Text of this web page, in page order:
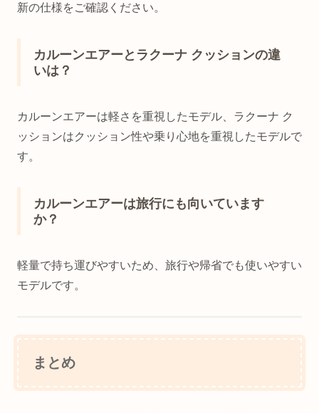
新の仕様をご確認ください。
カルーンエアーとラクーナ クッションの違
いは？
カルーンエアーは軽さを重視したモデル、ラクーナ ク
ッションはクッション性や乗り心地を重視したモデルで
す。
カルーンエアーは旅行にも向いています
か？
軽量で持ち運びやすいため、旅行や帰省でも使いやすい
モデルです。
まとめ